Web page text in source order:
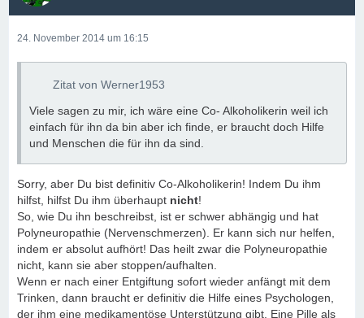
24. November 2014 um 16:15
Zitat von Werner1953
Viele sagen zu mir, ich wäre eine Co- Alkoholikerin weil ich
einfach für ihn da bin aber ich finde, er braucht doch Hilfe
und Menschen die für ihn da sind.
Sorry, aber Du bist definitiv Co-Alkoholikerin! Indem Du ihm
hilfst, hilfst Du ihm überhaupt nicht!
So, wie Du ihn beschreibst, ist er schwer abhängig und hat
Polyneuropathie (Nervenschmerzen). Er kann sich nur helfen,
indem er absolut aufhört! Das heilt zwar die Polyneuropathie
nicht, kann sie aber stoppen/aufhalten.
Wenn er nach einer Entgiftung sofort wieder anfängt mit dem
Trinken, dann braucht er definitiv die Hilfe eines Psychologen,
der ihm eine medikamentöse Unterstützung gibt. Eine Pille als